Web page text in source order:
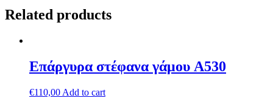
Related products
Επάργυρα στέφανα γάμου A530
€110,00 Add to cart